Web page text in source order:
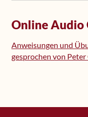
Online Audio
Anweisungen und
gesprochen von